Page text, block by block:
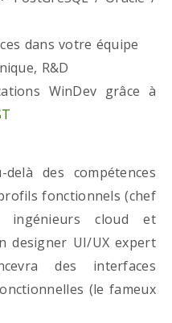
dans votre équipe
R&D
WinDev grâce à
des compétences
fonctionnels (chef
ingénieurs cloud et
designer UI/UX expert
des interfaces
(le fameux